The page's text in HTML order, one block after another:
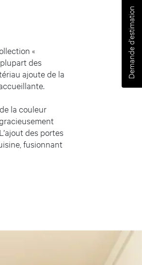
Demande d'estimation
«
des
ajoute de la
la couleur
des portes
fusionnant